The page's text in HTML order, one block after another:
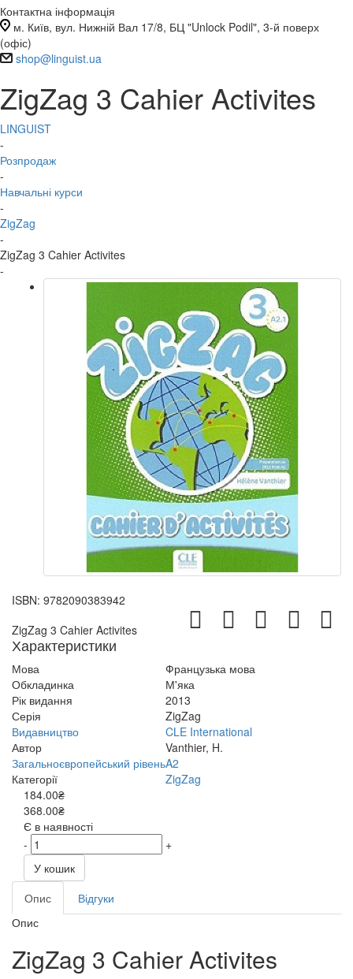
Контактна інформація
м. Київ, вул. Нижній Вал 17/8, БЦ "Unlock Podil", 3-й поверх
(офіс)
shop@linguist.ua
ZigZag 3 Cahier Activites
LINGUIST
-
Розпродаж
-
Навчальні курси
-
ZigZag
-
ZigZag 3 Cahier Activites
-
ISBN: 9782090383942
ZigZag 3 Cahier Activites
Характеристики
Мова
Французька мова
Обкладинка
М'яка
Рік видання
2013
Серія
ZigZag
Видавництво
CLE International
Автор
Vanthier, H.
Загальноєвропейський рівеньA2
Категорії
ZigZag
184.00₴
368.00₴
Є в наявності
-
+
У кошик
Опис
Відгуки
Опис
ZigZag 3 Cahier Activites